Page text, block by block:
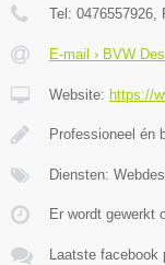
Tel: 0476557926,
E-mail › BVW
Website: https://
Professioneel én
Diensten:
Er wordt gewerkt
Laatste facebook